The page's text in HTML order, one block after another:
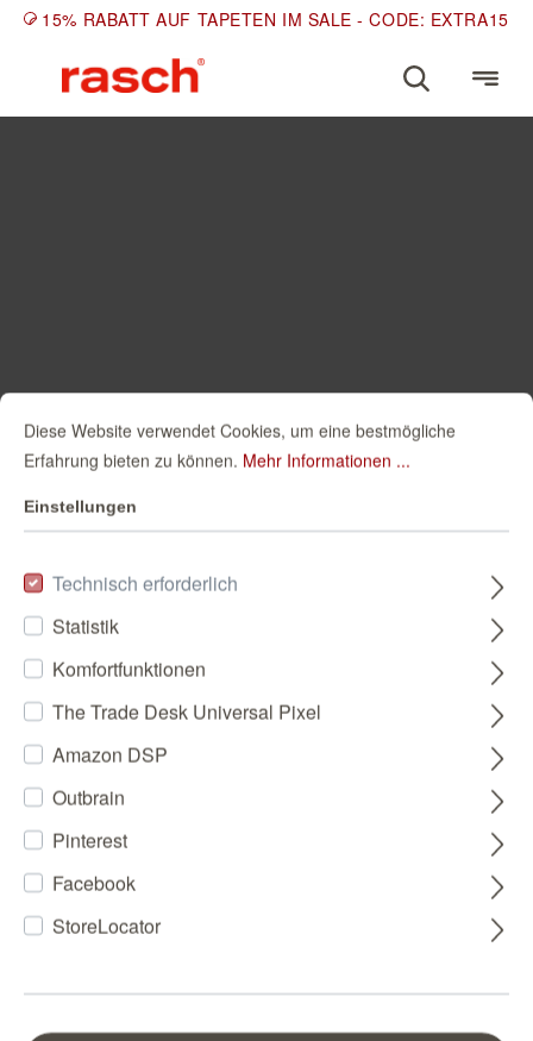
15% RABATT AUF TAPETEN IM SALE - CODE: EXTRA15
Diese Website verwendet Cookies, um eine bestmögliche
Erfahrung bieten zu können. Mehr Informationen ...
Einstellungen
Technisch erforderlich
Statistik
Komfortfunktionen
The Trade Desk Universal Pixel
Amazon DSP
Outbrain
Pinterest
Facebook
StoreLocator